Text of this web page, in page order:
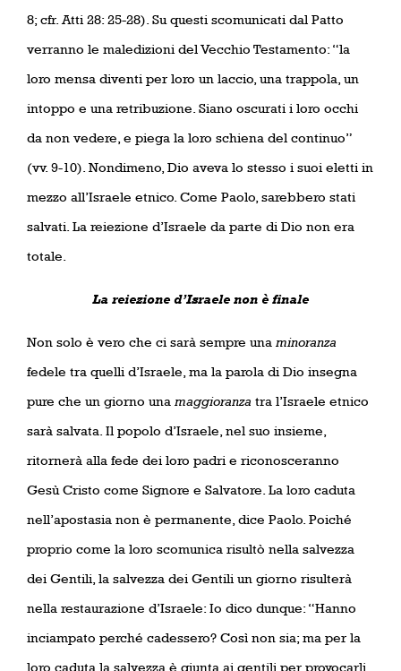
8; cfr. Atti 28: 25-28). Su questi scomunicati dal Patto
verranno le maledizioni del Vecchio Testamento: “la
loro mensa diventi per loro un laccio, una trappola, un
intoppo e una retribuzione. Siano oscurati i loro occhi
da non vedere, e piega la loro schiena del continuo”
(vv. 9-10). Nondimeno, Dio aveva lo stesso i suoi eletti in
mezzo all’Israele etnico. Come Paolo, sarebbero stati
salvati. La reiezione d’Israele da parte di Dio non era
totale.
La reiezione d’Israele non è finale
Non solo è vero che ci sarà sempre una minoranza
fedele tra quelli d’Israele, ma la parola di Dio insegna
pure che un giorno una maggioranza tra l’Israele etnico
sarà salvata. Il popolo d’Israele, nel suo insieme,
ritornerà alla fede dei loro padri e riconosceranno
Gesù Cristo come Signore e Salvatore. La loro caduta
nell’apostasia non è permanente, dice Paolo. Poiché
proprio come la loro scomunica risultò nella salvezza
dei Gentili, la salvezza dei Gentili un giorno risulterà
nella restaurazione d’Israele: Io dico dunque:“Hanno
inciampato perché cadessero? Così non sia; ma per la
loro caduta la salvezza è giunta ai gentili per provocarli